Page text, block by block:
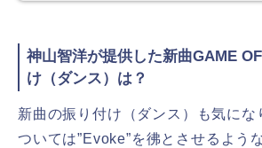
神山智洋が提供した新曲GAME
け（ダンス）は？
新曲の振り付け（ダンス）も気にな
ついては”Evoke”を彿とさせるよう